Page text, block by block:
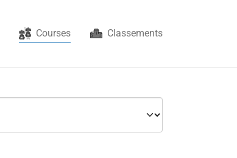
Courses(current) Classements